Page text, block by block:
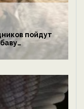
пойдут
— новости